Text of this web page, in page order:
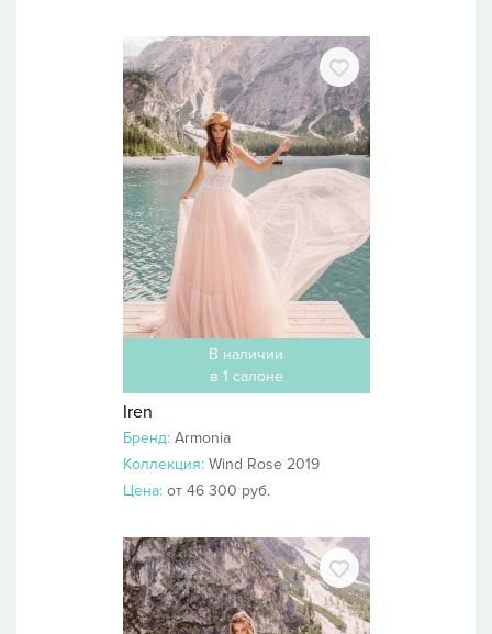
В наличии
в 1 салоне
Iren
Бренд: Armonia
Коллекция: Wind Rose 2019
Цена: от 46 300 руб.